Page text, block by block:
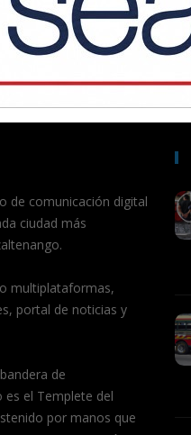
de comunicación digital
ciudad más
multiplataformas,
portal de noticias y
de
es el Templete del
por manos que